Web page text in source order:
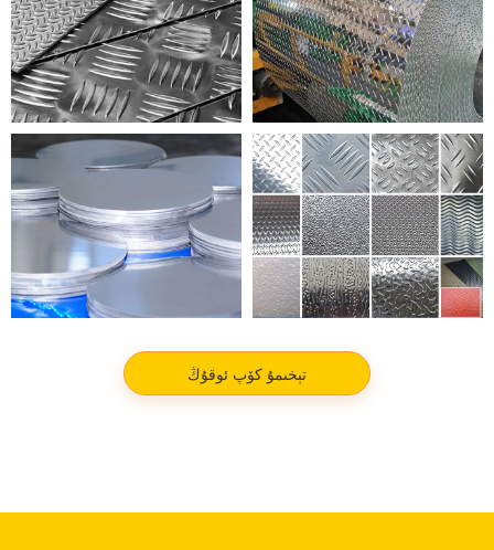
TREAD ALUMINUM EMBOSSED ALUMINUM
ALUMINUM CIRCLE TREAD ALUMINUM
تېخىمۇ كۆپ ئوقۇڭ